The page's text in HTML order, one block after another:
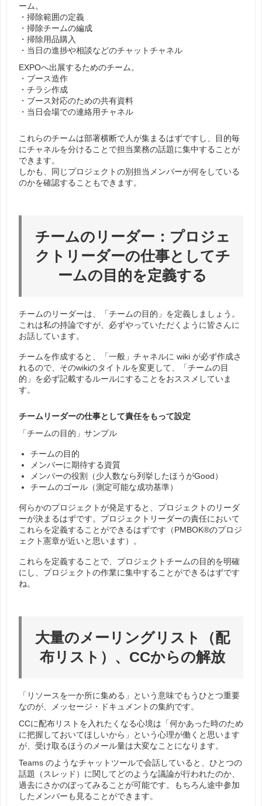
ーム。
・掃除範囲の定義
・掃除チームの編成
・掃除用品購入
・当日の進捗や相談などのチャットチャネル
EXPOへ出展するためのチーム。
・ブース造作
・チラシ作成
・ブース対応のための共有資料
・当日会場での連絡用チャネル
これらのチームは部署横断で人が集まるはずですし、目的毎
にチャネルを分けることで担当業務の話題に集中することが
できます。
しかも、同じプロジェクトの別担当メンバーが何をしている
のかを確認することもできます。
チームのリーダー：プロジェ
クトリーダーの仕事としてチ
ームの目的を定義する
チームのリーダーは、「チームの目的」を定義しましょう。
これは私の持論ですが、必ずやっていただくように皆さんに
お話しています。
チームを作成すると、「一般」チャネルに wiki が必ず作成さ
れるので、そのwikiのタイトルを変更して、「チームの目
的」を必ず記載するルールにすることをおススメしていま
す。
チームリーダーの仕事として責任をもって設定
「チームの目的」サンプル
チームの目的
メンバーに期待する資質
メンバーの役割（少人数なら列挙したほうがGood）
チームのゴール（測定可能な成功基準）
何らかのプロジェクトが発足すると、プロジェクトのリーダ
ーが決まるはずです。プロジェクトリーダーの責任において
これらを定義することができるはずです（PMBOK®のプロジ
ェクト憲章が近いと思います）。
これらを定義することで、プロジェクトチームの目的を明確
にし、プロジェクトの作業に集中することができるはずです
ね。
大量のメーリングリスト（配
布リスト）、CCからの解放
「リソースを一か所に集める」という意味でもうひとつ重要
なのが、メッセージ・ドキュメントの集約です。
CCに配布リストを入れたくなる心境は「何かあった時のため
に把握しておいてほしいから」という心理が働くと思います
が、受け取るほうのメール量は大変なことになります。
Teams のようなチャットツールで会話していると、ひとつの
話題（スレッド）に関してどのような議論が行われたのか、
過去にさかのぼってみることが可能です。もちろん途中参加
したメンバーも見ることができます。